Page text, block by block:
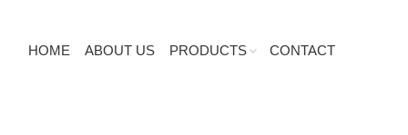
HOME ABOUT US PRODUCTS CONTACT